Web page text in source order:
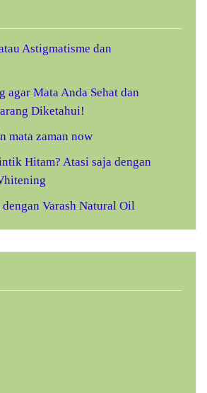
Astigmatisme dan
agar Mata Anda Sehat dan
Diketahui!
mata zaman now
Hitam? Atasi saja dengan
dengan Varash Natural Oil